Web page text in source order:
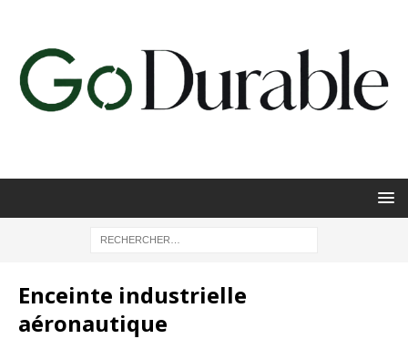
Enceinte industrielle
aéronautique